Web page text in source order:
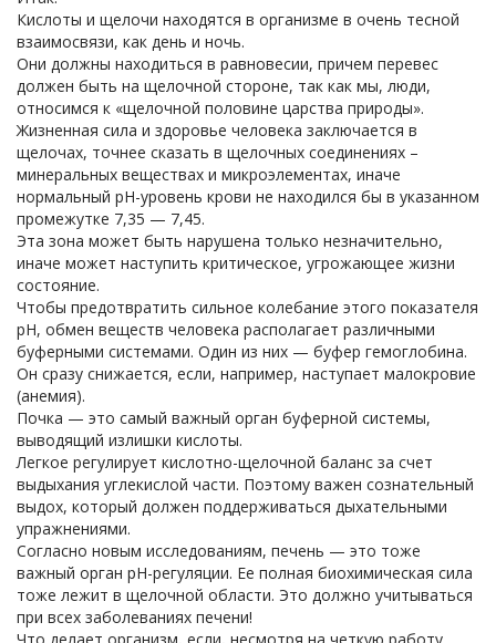
Кислоты и щелочи находятся в организме в очень тесной
взаимосвязи, как день и ночь.
Они должны находиться в равновесии, причем перевес
должен быть на щелочной стороне, так как мы, люди,
относимся к «щелочной половине царства природы».
Жизненная сила и здоровье человека заключается в
щелочах, точнее сказать в щелочных соединениях –
минеральных веществах и микроэлементах, иначе
нормальный рН-уровень крови не находился бы в указанном
промежутке 7,35 — 7,45.
Эта зона может быть нарушена только незначительно,
иначе может наступить критическое, угрожающее жизни
состояние.
Чтобы предотвратить сильное колебание этого показателя
рН, обмен веществ человека располагает различными
буферными системами. Один из них — буфер гемоглобина.
Он сразу снижается, если, например, наступает малокровие
(анемия).
Почка — это самый важный орган буферной системы,
выводящий излишки кислоты.
Легкое регулирует кислотно-щелочной баланс за счет
выдыхания углекислой части. Поэтому важен сознательный
выдох, который должен поддерживаться дыхательными
упражнениями.
Согласно новым исследованиям, печень — это тоже
важный орган pH-регуляции. Ее полная биохимическая сила
тоже лежит в щелочной области. Это должно учитываться
при всех заболеваниях печени!